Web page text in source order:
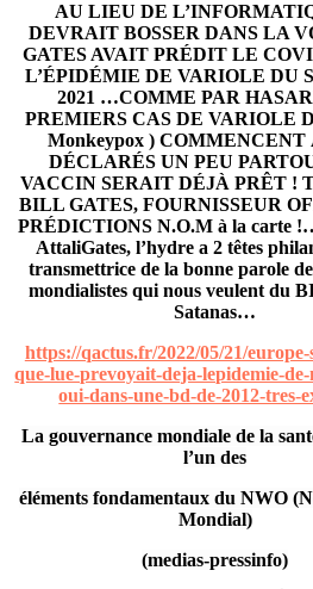
AU LIEU DE
DEVRAIT BOSSER DANS LA
GATES AVAIT PRÉDIT LE
L’ÉPIDÉMIE DE VARIOLE DU
2021 …COMME PAR
PREMIERS CAS DE VARIOLE
Monkeypox ) COMMENCENT
DÉCLARÉS UN PEU
VACCIN SERAIT DÉJÀ PRÊT !
BILL GATES, FOURNISSEUR
PRÉDICTIONS N.O.M à la carte
AttaliGates, l’hydre a 2 têtes
transmettrice de la bonne parole
mondialistes qui nous veulent du
Satanas…
https://qactus.fr/2022/05/21/europe-
que-lue-prevoyait-deja-lepidemie-
oui-dans-une-bd-de-2012-tres-
La gouvernance mondiale de la
l’un des
éléments fondamentaux du NWO
Mondial)
(medias-pressinfo)